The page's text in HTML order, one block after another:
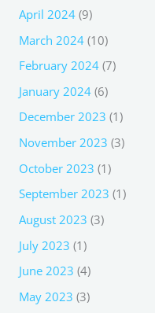
April 2024(9)
March 2024(10)
February 2024(7)
January 2024(6)
December 2023 (1)
November 2023 (3)
October 2023 (1)
September 2023 (1)
August 2023 (3)
July 2023 (1)
June 2023 (4)
May 2023 (3)